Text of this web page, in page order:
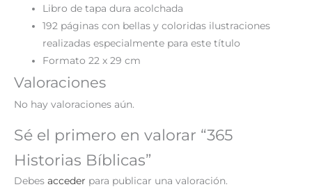
Libro de tapa dura acolchada
192 páginas con bellas y coloridas ilustraciones
realizadas especialmente para este título
Formato 22 x 29 cm
Valoraciones
No hay valoraciones aún.
Sé el primero en valorar “365
Historias Bíblicas”
Debes acceder para publicar una valoración.